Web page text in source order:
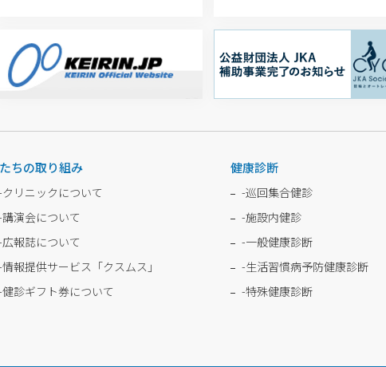
ちの取り組み
クリニックについて
講演会について
広報誌について
情報提供サービス「クスムス」
健診ギフト券について
健康診断
-巡回集合健診
-施設内健診
-一般健康診断
-生活習慣病予防健康診断
-特殊健康診断